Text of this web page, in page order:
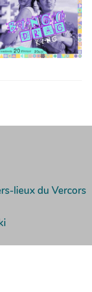
lieux du Vercors